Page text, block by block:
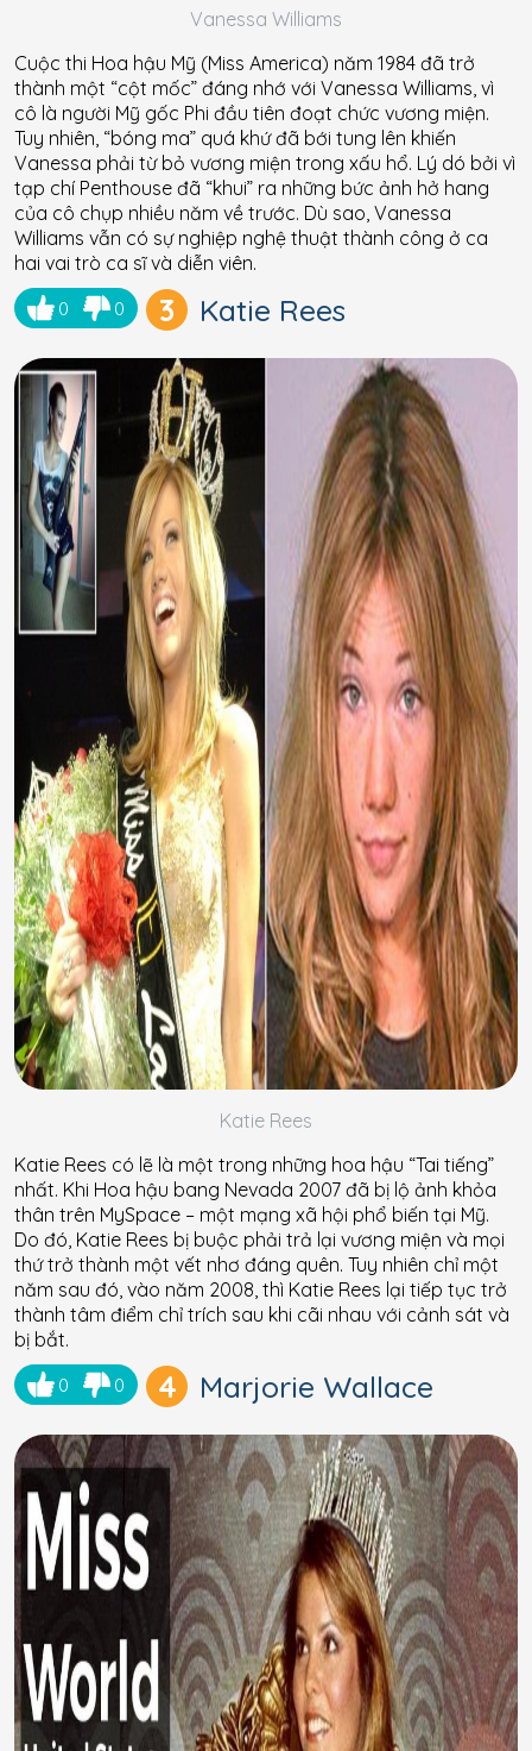
Vanessa Williams
Cuộc thi Hoa hậu Mỹ (Miss America) năm 1984 đã trở
thành một “cột mốc” đáng nhớ với Vanessa Williams, vì
cô là người Mỹ gốc Phi đầu tiên đoạt chức vương miện.
Tuy nhiên, “bóng ma” quá khứ đã bới tung lên khiến
Vanessa phải từ bỏ vương miện trong xấu hổ. Lý dó bởi vì
tạp chí Penthouse đã “khui” ra những bức ảnh hở hang
của cô chụp nhiều năm về trước. Dù sao, Vanessa
Williams vẫn có sự nghiệp nghệ thuật thành công ở ca
hai vai trò ca sĩ và diễn viên.
0 0 3 Katie Rees
Katie Rees
Katie Rees có lẽ là một trong những hoa hậu “Tai tiếng”
nhất. Khi Hoa hậu bang Nevada 2007 đã bị lộ ảnh khỏa
thân trên MySpace – một mạng xã hội phổ biến tại Mỹ.
Do đó, Katie Rees bị buộc phải trả lại vương miện và mọi
thứ trở thành một vết nhơ đáng quên. Tuy nhiên chỉ một
năm sau đó, vào năm 2008, thì Katie Rees lại tiếp tục trở
thành tâm điểm chỉ trích sau khi cãi nhau với cảnh sát và
bị bắt.
0 0 4 Marjorie Wallace